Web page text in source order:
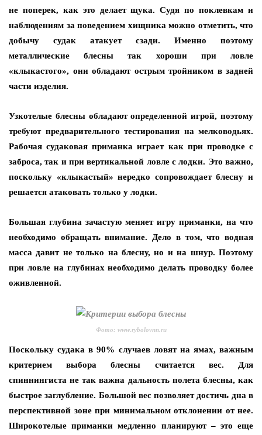
не поперек, как это делает щука. Судя по поклевкам и
наблюдениям за поведением хищника можно отметить, что
добычу судак атакует сзади. Именно поэтому
металлические блесны так хороши при ловле
«клыкастого», они обладают острым тройником в задней
части изделия.
Узкотелые блесны обладают определенной игрой, поэтому
требуют предварительного тестирования на мелководьях.
Рабочая судаковая приманка играет как при проводке с
заброса, так и при вертикальной ловле с лодки. Это важно,
поскольку «клыкастый» нередко сопровождает блесну и
решается атаковать только у лодки.
Большая глубина зачастую меняет игру приманки, на что
необходимо обращать внимание. Дело в том, что водная
масса давит не только на блесну, но и на шнур. Поэтому
при ловле на глубинах необходимо делать проводку более
оживленной.
Фото: www.rybolovnn.ru
Поскольку судака в 90% случаев ловят на ямах, важным
критерием выбора блесны считается вес. Для
спиннингиста не так важна дальность полета блесны, как
быстрое заглубление. Большой вес позволяет достичь дна в
перспективной зоне при минимальном отклонении от нее.
Широкотелые приманки медленно планируют – это еще